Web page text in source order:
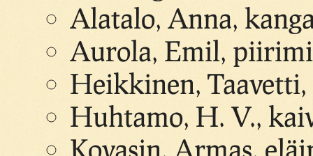
Alatalo, Anna,
Aurola, Emil,
Heikkinen,
Huhtamo, H. V.,
Kovasin, Armas,